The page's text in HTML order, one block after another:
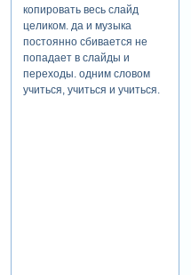
копировать весь слайд
целиком. да и музыка
постоянно сбивается не
попадает в слайды и
переходы. одним словом
учиться, учиться и учиться.